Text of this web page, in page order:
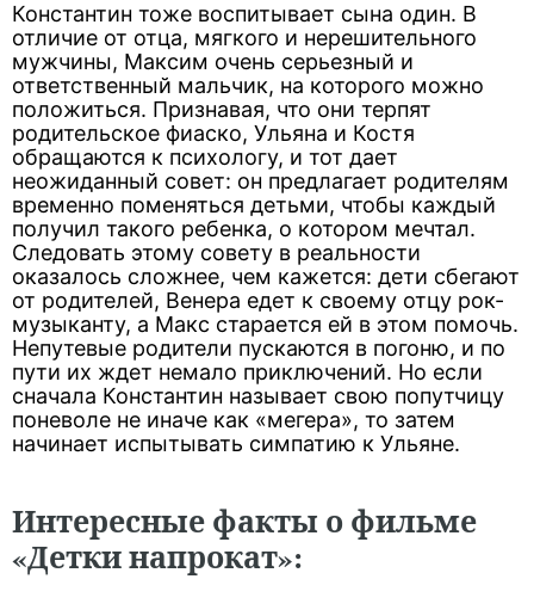
Константин тоже воспитывает сына один. В
отличие от отца, мягкого и нерешительного
мужчины, Максим очень серьезный и
ответственный мальчик, на которого можно
положиться. Признавая, что они терпят
родительское фиаско, Ульяна и Костя
обращаются к психологу, и тот дает
неожиданный совет: он предлагает родителям
временно поменяться детьми, чтобы каждый
получил такого ребенка, о котором мечтал.
Следовать этому совету в реальности
оказалось сложнее, чем кажется: дети сбегают
от родителей, Венера едет к своему отцу рок-
музыканту, а Макс старается ей в этом помочь.
Непутевые родители пускаются в погоню, и по
пути их ждет немало приключений. Но если
сначала Константин называет свою попутчицу
поневоле не иначе как «мегера», то затем
начинает испытывать симпатию к Ульяне.
Интересные факты о фильме
«Детки напрокат»: